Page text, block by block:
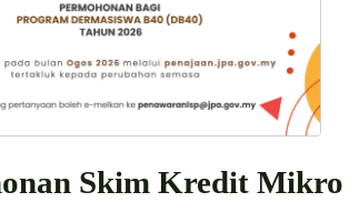
Skim Kredit Mikro